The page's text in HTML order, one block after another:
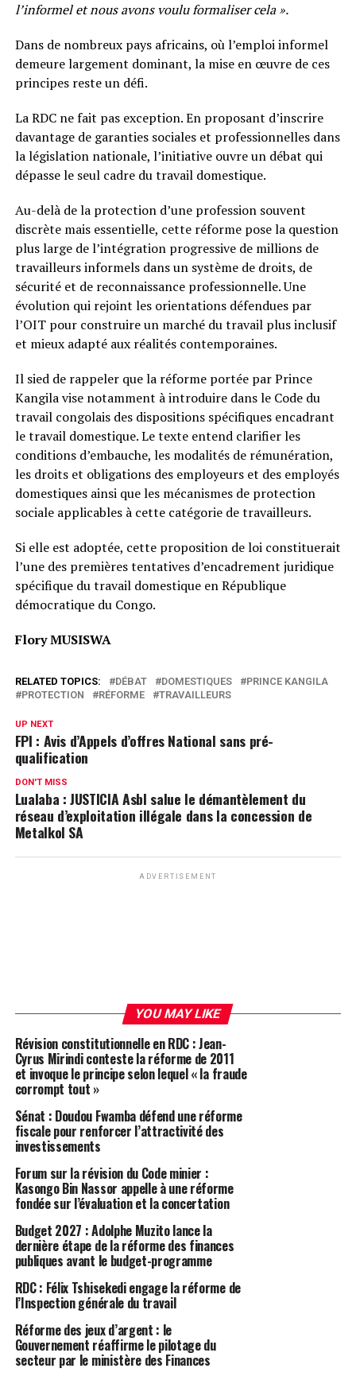
l’informel et nous avons voulu formaliser cela ».
Dans de nombreux pays africains, où l’emploi informel
demeure largement dominant, la mise en œuvre de ces
principes reste un défi.
La RDC ne fait pas exception. En proposant d’inscrire
davantage de garanties sociales et professionnelles dans
la législation nationale, l’initiative ouvre un débat qui
dépasse le seul cadre du travail domestique.
Au-delà de la protection d’une profession souvent
discrète mais essentielle, cette réforme pose la question
plus large de l’intégration progressive de millions de
travailleurs informels dans un système de droits, de
sécurité et de reconnaissance professionnelle. Une
évolution qui rejoint les orientations défendues par
l’OIT pour construire un marché du travail plus inclusif
et mieux adapté aux réalités contemporaines.
Il sied de rappeler que la réforme portée par Prince
Kangila vise notamment à introduire dans le Code du
travail congolais des dispositions spécifiques encadrant
le travail domestique. Le texte entend clarifier les
conditions d’embauche, les modalités de rémunération,
les droits et obligations des employeurs et des employés
domestiques ainsi que les mécanismes de protection
sociale applicables à cette catégorie de travailleurs.
Si elle est adoptée, cette proposition de loi constituerait
l’une des premières tentatives d’encadrement juridique
spécifique du travail domestique en République
démocratique du Congo.
Flory MUSISWA
RELATED TOPICS: DÉBAT DOMESTIQUES
PRINCE KANGILA
PROTECTION
RÉFORME TRAVAILLEURS
UP NEXT
FPI : Avis d’Appels d’offres National sans pré-
qualification
DON'T MISS
Lualaba : JUSTICIA Asbl salue le démantèlement du
réseau d’exploitation illégale dans la concession de
Metalkol SA
ADVERTISEMENT
YOU MAY LIKE
Révision constitutionnelle en RDC : Jean-
Cyrus Mirindi conteste la réforme de 2011
et invoque le principe selon lequel « la fraude
corrompt tout »
Sénat : Doudou Fwamba défend une réforme
fiscale pour renforcer l’attractivité des
investissements
Forum sur la révision du Code minier :
Kasongo Bin Nassor appelle à une réforme
fondée sur l’évaluation et la concertation
Budget 2027 : Adolphe Muzito lance la
dernière étape de la réforme des finances
publiques avant le budget-programme
RDC : Félix Tshisekedi engage la réforme de
l’Inspection générale du travail
Réforme des jeux d’argent : le
Gouvernement réaffirme le pilotage du
secteur par le ministère des Finances